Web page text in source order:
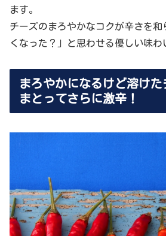
ます。
チーズのまろやかなコクが辛さを和
くなった？」と思わせる優しい味わ
まろやかになるけど溶け
まとってさらに激辛！